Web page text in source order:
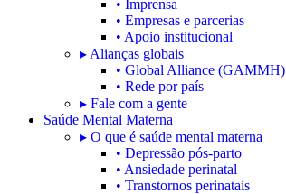
• Imprensa
• Empresas e parcerias
• Apoio institucional
▸ Alianças globais
• Global Alliance (GAMMH)
• Rede por país
▸ Fale com a gente
Saúde Mental Materna
▸ O que é saúde mental materna
• Depressão pós-parto
• Ansiedade perinatal
• Transtornos perinatais